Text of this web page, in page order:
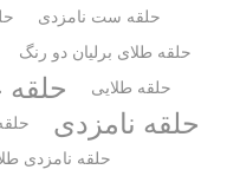
حلقه ست نامزدی
حلقه طلای برلیان دو رنگ
حلقه طلایی
حلقه نامزدی
حلقه نامزدی